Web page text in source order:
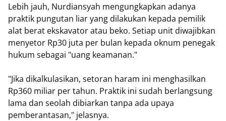
Lebih jauh, Nurdiansyah mengungkapkan adanya
praktik pungutan liar yang dilakukan kepada pemilik
alat berat ekskavator atau beko. Setiap unit diwajibkan
menyetor Rp30 juta per bulan kepada oknum penegak
hukum sebagai "uang keamanan."
"Jika dikalkulasikan, setoran haram ini menghasilkan
Rp360 miliar per tahun. Praktik ini sudah berlangsung
lama dan seolah dibiarkan tanpa ada upaya
pemberantasan," jelasnya.